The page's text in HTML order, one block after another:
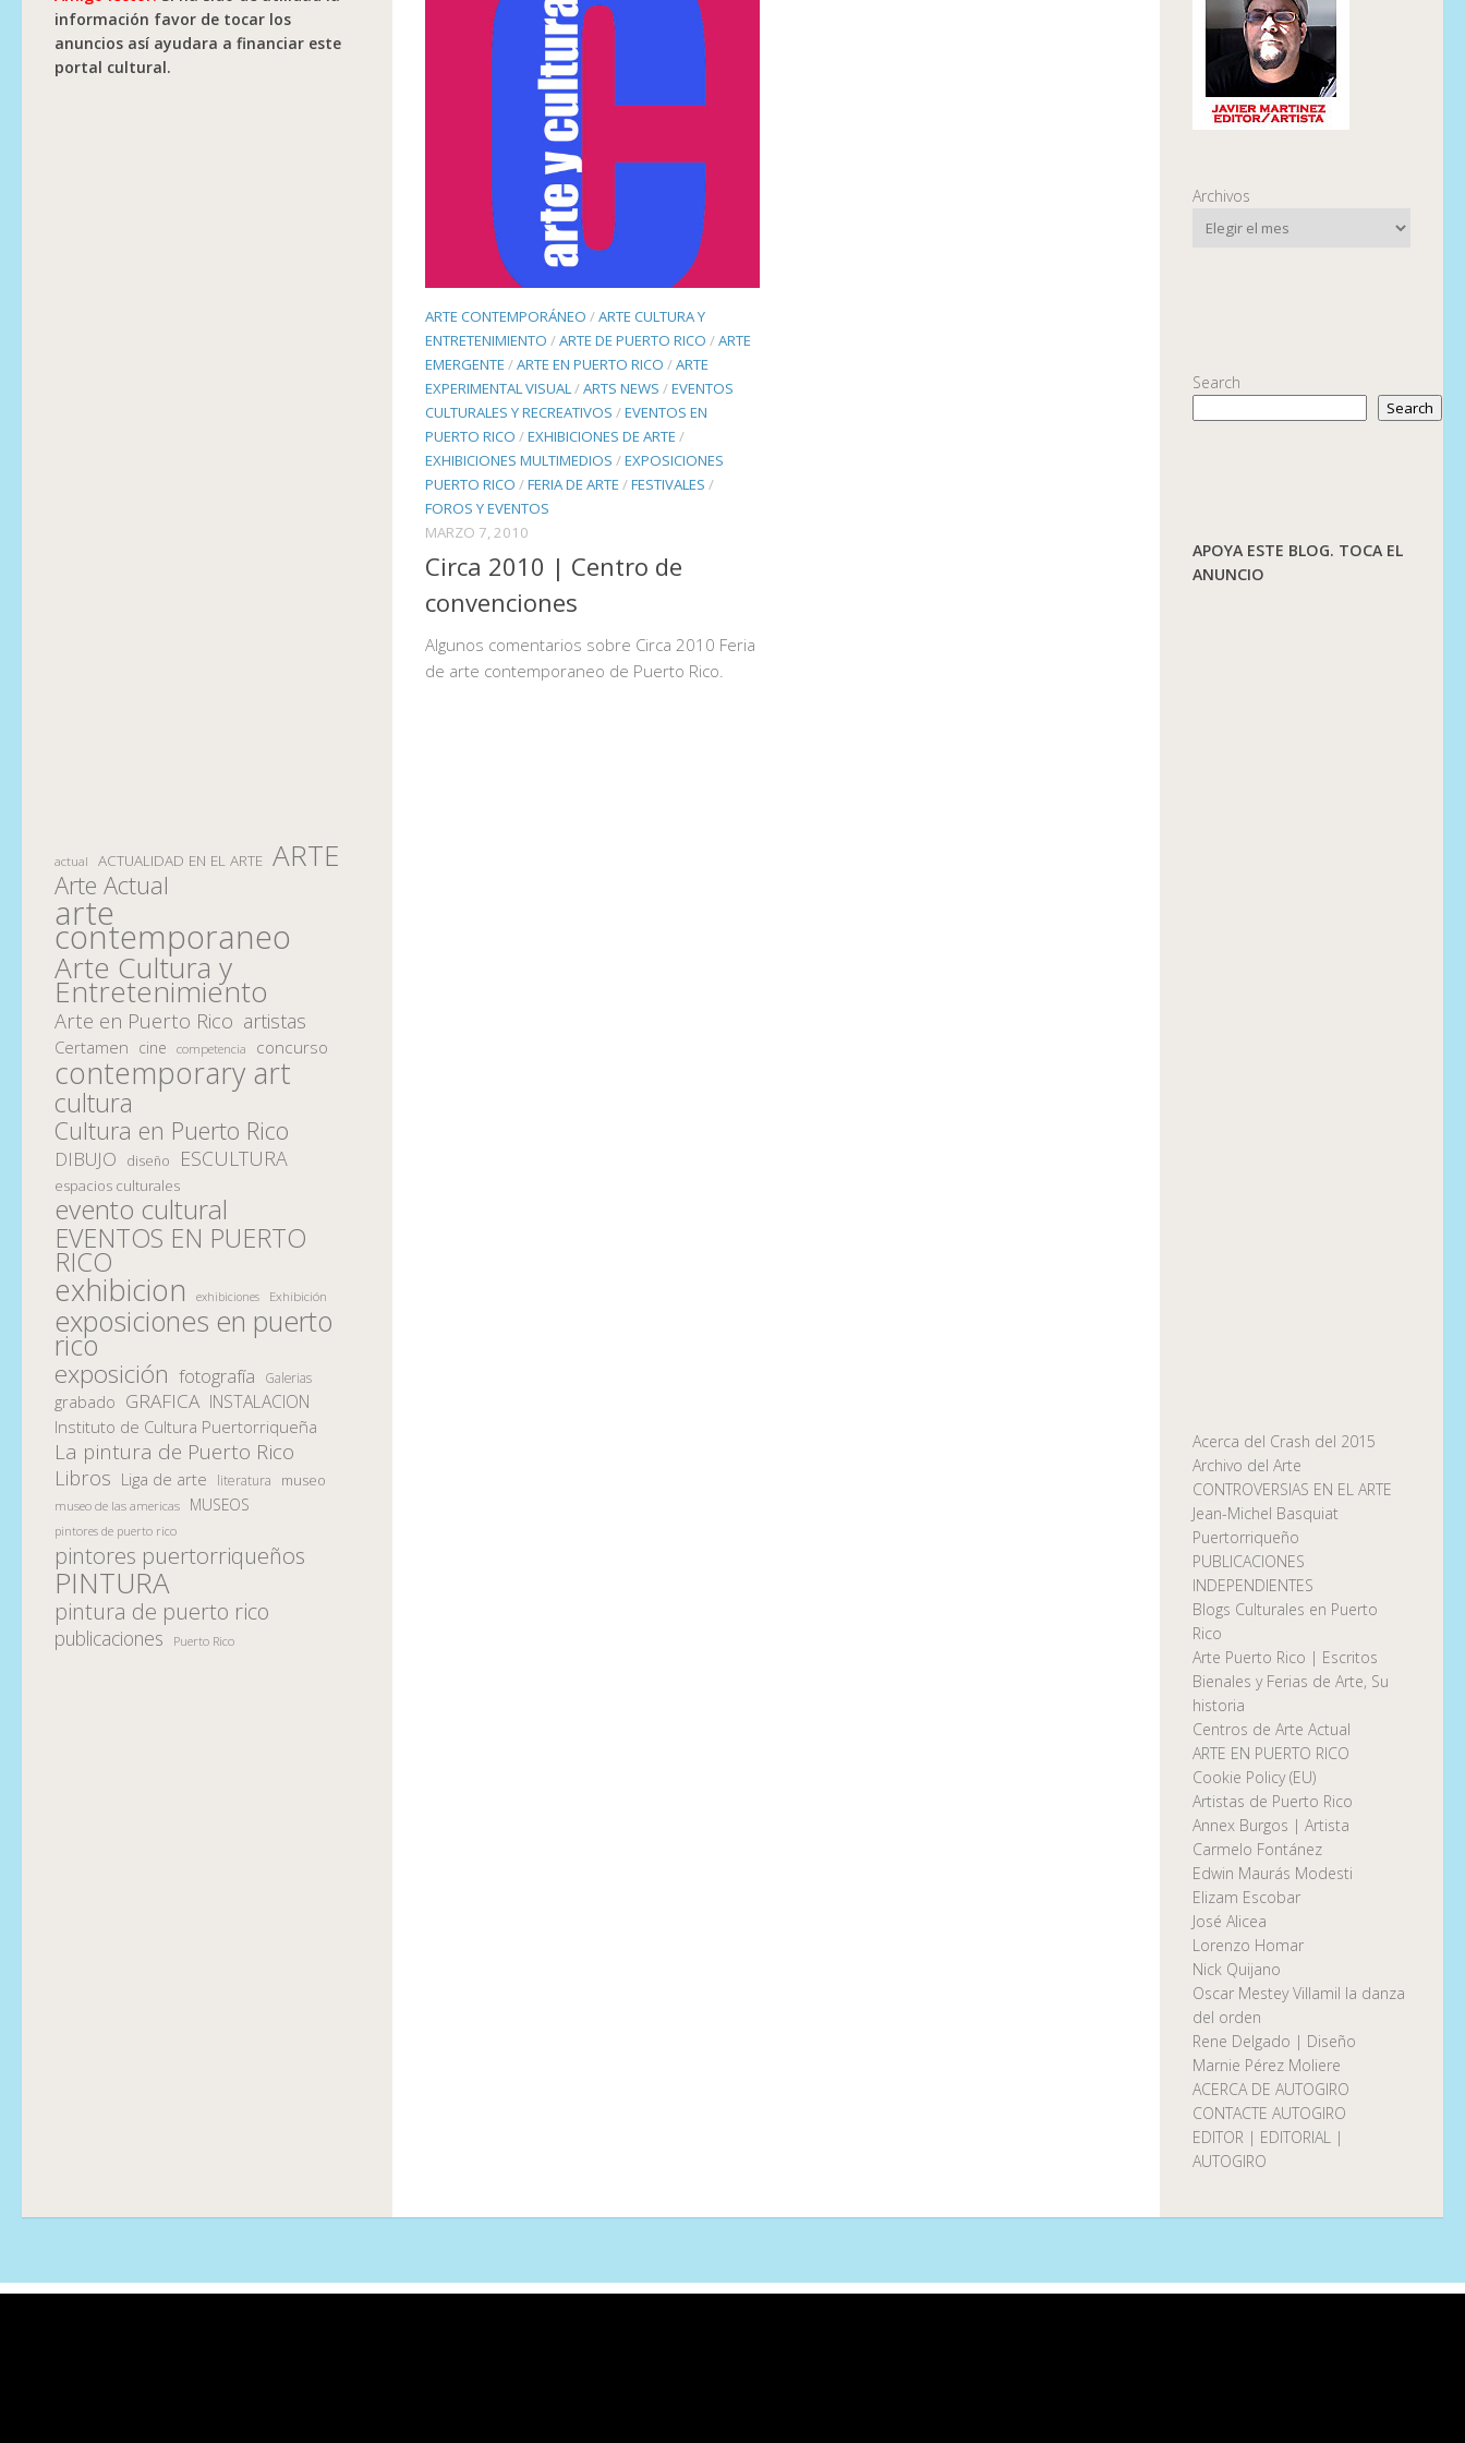
ARTE CONTEMPORÁNEO /ARTE CULTURA Y
ENTRETENIMIENTO /ARTE DE PUERTO RICO /ARTE
EMERGENTE /ARTE EN PUERTO RICO /ARTE
EXPERIMENTAL VISUAL/ARTS NEWS /EVENTOS
CULTURALES Y RECREATIVOS /EVENTOS EN
PUERTO RICO /EXHIBICIONES DE ARTE /
EXHIBICIONES MULTIMEDIOS /EXPOSICIONES
PUERTO RICO /FERIA DE ARTE /FESTIVALES /
FOROS Y EVENTOS
MARZO 7, 2010
Circa 2010 | Centro de
convenciones
Algunos comentarios sobre Circa 2010 Feria
de arte contemporaneo de Puerto Rico.
información favor de tocar los
anuncios así ayudara a financiar este
portal cultural.
actual ACTUALIDAD EN EL ARTE ARTE
Arte Actual
arte
contemporaneo
Arte Cultura y
Entretenimiento
Arte en Puerto Rico artistas
Certamen cine competencia concurso
contemporary art
cultura
Cultura en Puerto Rico
DIBUJO diseño ESCULTURA
espacios culturales
evento cultural
EVENTOS EN PUERTO
RICO
exhibicion exhibiciones Exhibición
exposiciones en puerto
rico
exposición fotografía Galerias
grabado GRAFICA INSTALACION
Instituto de Cultura Puertorriqueña
La pintura de Puerto Rico
Libros Liga de arte literatura museo
museo de las americas MUSEOS
pintores de puerto rico
pintores puertorriqueños
PINTURA
pintura de puerto rico
publicaciones Puerto Rico
Archivos
Search
Search
APOYA ESTE BLOG. TOCA EL
ANUNCIO
Acerca del Crash del 2015
Archivo del Arte
CONTROVERSIAS EN EL ARTE
Jean-Michel Basquiat
Puertorriqueño
PUBLICACIONES
INDEPENDIENTES
Blogs Culturales en Puerto
Rico
Arte Puerto Rico | Escritos
Bienales y Ferias de Arte, Su
historia
Centros de Arte Actual
ARTE EN PUERTO RICO
Cookie Policy (EU)
Artistas de Puerto Rico
Annex Burgos | Artista
Carmelo Fontánez
Edwin Maurás Modesti
Elizam Escobar
José Alicea
Lorenzo Homar
Nick Quijano
Oscar Mestey Villamil la danza
del orden
Rene Delgado | Diseño
Marnie Pérez Moliere
ACERCA DE AUTOGIRO
CONTACTE AUTOGIRO
EDITOR | EDITORIAL |
AUTOGIRO